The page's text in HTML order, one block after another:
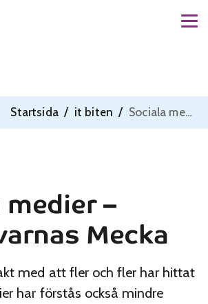
Startsida / it biten / Sociala medier – ficktjuvarnas Mecka
medier –
Mecka
med att fler och fler har hittat
har förstås också mindre